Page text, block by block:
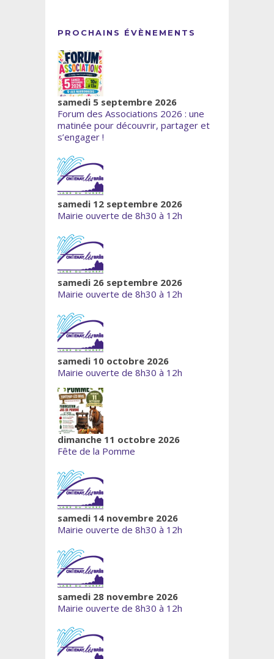
PROCHAINS ÉVÈNEMENTS
samedi 5 septembre 2026
Forum des Associations 2026 : une
matinée pour découvrir, partager et
s’engager !
samedi 12 septembre 2026
Mairie ouverte de 8h30 à 12h
samedi 26 septembre 2026
Mairie ouverte de 8h30 à 12h
samedi 10 octobre 2026
Mairie ouverte de 8h30 à 12h
dimanche 11 octobre 2026
Fête de la Pomme
samedi 14 novembre 2026
Mairie ouverte de 8h30 à 12h
samedi 28 novembre 2026
Mairie ouverte de 8h30 à 12h